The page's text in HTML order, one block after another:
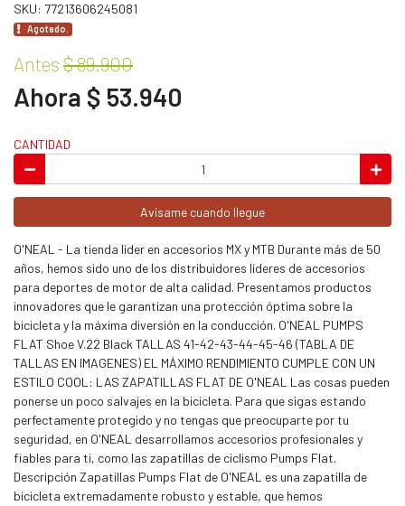
SKU: 77213606245081
Agotado.
Antes $ 89.900
Ahora $ 53.940
CANTIDAD
Avísame cuando llegue
O'NEAL - La tienda líder en accesorios MX y MTB Durante más de 50
años, hemos sido uno de los distribuidores líderes de accesorios
para deportes de motor de alta calidad. Presentamos productos
innovadores que le garantizan una protección óptima sobre la
bicicleta y la máxima diversión en la conducción. O'NEAL PUMPS
FLAT Shoe V.22 Black TALLAS 41-42-43-44-45-46 (TABLA DE
TALLAS EN IMAGENES) EL MÁXIMO RENDIMIENTO CUMPLE CON UN
ESTILO COOL: LAS ZAPATILLAS FLAT DE O'NEAL Las cosas pueden
ponerse un poco salvajes en la bicicleta. Para que sigas estando
perfectamente protegido y no tengas que preocuparte por tu
seguridad, en O'NEAL desarrollamos accesorios profesionales y
fiables para ti, como las zapatillas de ciclismo Pumps Flat.
Descripción Zapatillas Pumps Flat de O'NEAL es una zapatilla de
bicicleta extremadamente robusto y estable, que hemos